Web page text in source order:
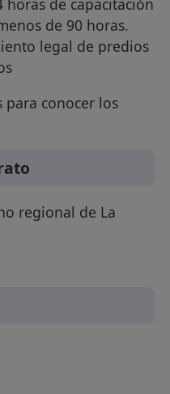
de capacitación
de 90 horas.
legal de predios
para conocer los
regional de La